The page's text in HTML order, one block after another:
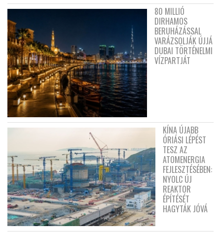
80 MILLIÓ
DIRHAMOS
BERUHÁZÁSSAL
VARÁZSOLJÁK ÚJJÁ
DUBAI TÖRTÉNELMI
VÍZPARTJÁT
KÍNA ÚJABB
ÓRIÁSI LÉPÉST
TESZ AZ
ATOMENERGIA
FEJLESZTÉSÉBEN:
NYOLC ÚJ
REAKTOR
ÉPÍTÉSÉT
HAGYTÁK JÓVÁ